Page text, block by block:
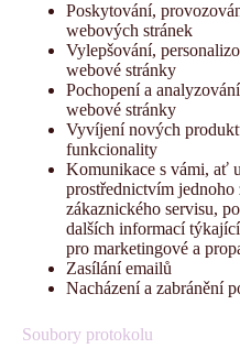
Poskytování,
webových stránek
Vylepšování,
webové stránky
Pochopení a
webové stránky
Vyvíjení nových
funkcionality
Komunikace s vámi, ať
prostřednictvím jednoho
zákaznického servisu,
dalších informací
pro marketingové a
Zasílání emailů
Nacházení a zabránění
Soubory protokolu